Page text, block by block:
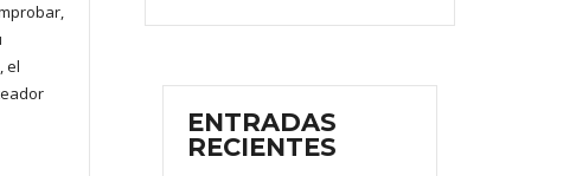
el
ENTRADAS
RECIENTES